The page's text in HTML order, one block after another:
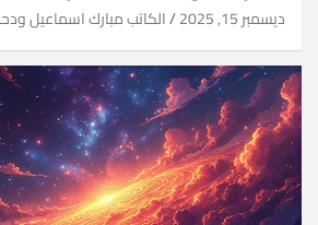
ديسمبر 15, 2025 الكاتب مبارك اسماعيل